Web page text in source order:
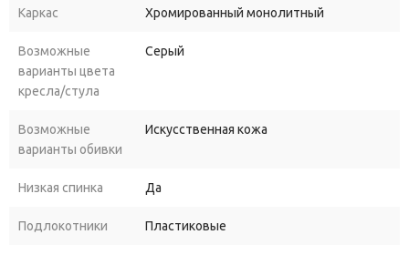
Каркас Хромированный монолитный
Возможные
варианты цвета
кресла/стула
Серый
Возможные
варианты обивки
Искусственная кожа
Низкая спинка Да
Подлокотники Пластиковые